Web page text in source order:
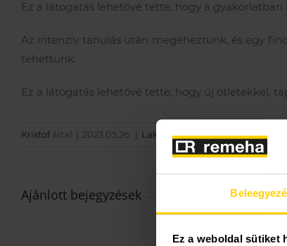
Ez a weboldal sütiket
Ez a látogatás lehetővé tette, hogy a
Az intenzív tanulás után megéheztünk, és egy
tehettünk.
Ez a látogatás lehetővé tette, hogy új ötletekkel,
Kristofáltal 2023.05.26. Lakossági hírek | 0 hozzászólás
Ajánlott bejegyzések